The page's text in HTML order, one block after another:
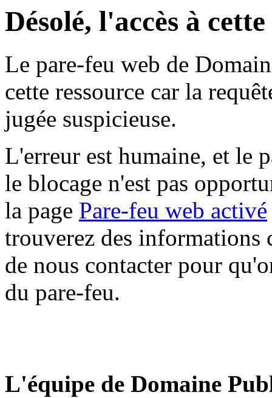
Désolé, l'accès à
Le pare-feu web de
cette ressource car la
jugée suspicieuse.
L'erreur est humaine, et le
le blocage n'est pas
la page Pare-feu web activé
trouverez des informations
de nous contacter pour
du pare-feu.
L'équipe de Domaine